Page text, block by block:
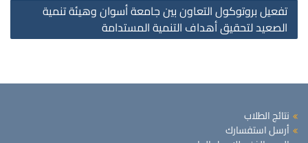
تفعيل بروتوكول التعاون بين جامعة أسوان وهيئة تنمية
الصعيد لتحقيق أهداف التنمية المستدامة
نتائج الطلاب
أرسل استفسارك